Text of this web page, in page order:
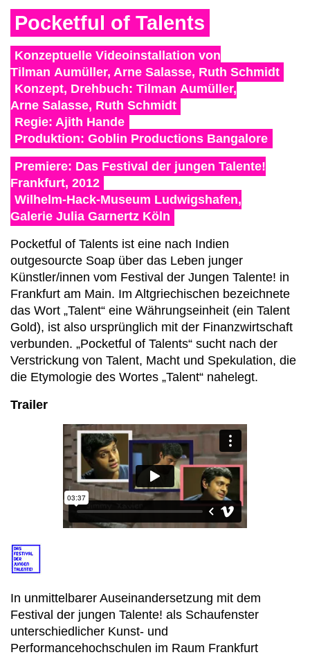
Pocketful of Talents
Konzeptuelle Videoinstallation von
Tilman Aumüller, Arne Salasse, Ruth Schmidt
Konzept, Drehbuch: Tilman Aumüller,
Arne Salasse, Ruth Schmidt
Regie: Ajith Hande
Produktion: Goblin Productions Bangalore
Premiere: Das Festival der jungen Talente!
Frankfurt, 2012
Wilhelm‑Hack‑Museum Ludwigshafen,
Galerie Julia Garnertz Köln
Pocketful of Talents ist eine nach Indien
outgesourcte Soap über das Leben junger
Künstler/innen vom Festival der Jungen Talente! in
Frankfurt am Main. Im Altgriechischen bezeichnete
das Wort „Talent“ eine Währungseinheit (ein Talent
Gold), ist also ursprünglich mit der Finanzwirtschaft
verbunden. „Pocketful of Talents“ sucht nach der
Verstrickung von Talent, Macht und Spekulation, die
die Etymologie des Wortes „Talent“ nahelegt.
Trailer
In unmittelbarer Auseinandersetzung mit dem
Festival der jungen Talente! als Schaufenster
unterschiedlicher Kunst- und
Performancehochschulen im Raum Frankfurt